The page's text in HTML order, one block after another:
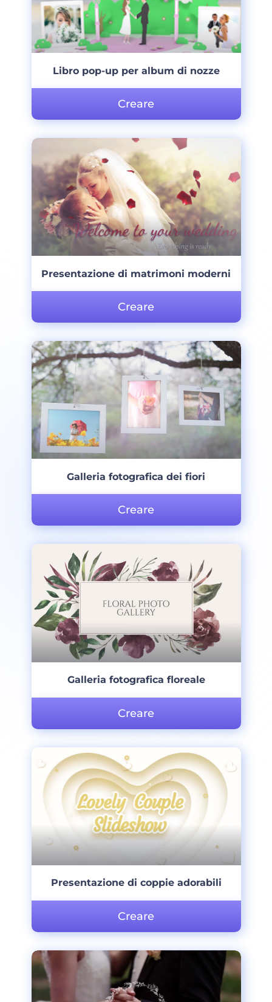
Libro pop-up per album di nozze
Creare
Presentazione di matrimoni moderni
Creare
Galleria fotografica dei fiori
Creare
Galleria fotografica floreale
Creare
Presentazione di coppie adorabili
Creare